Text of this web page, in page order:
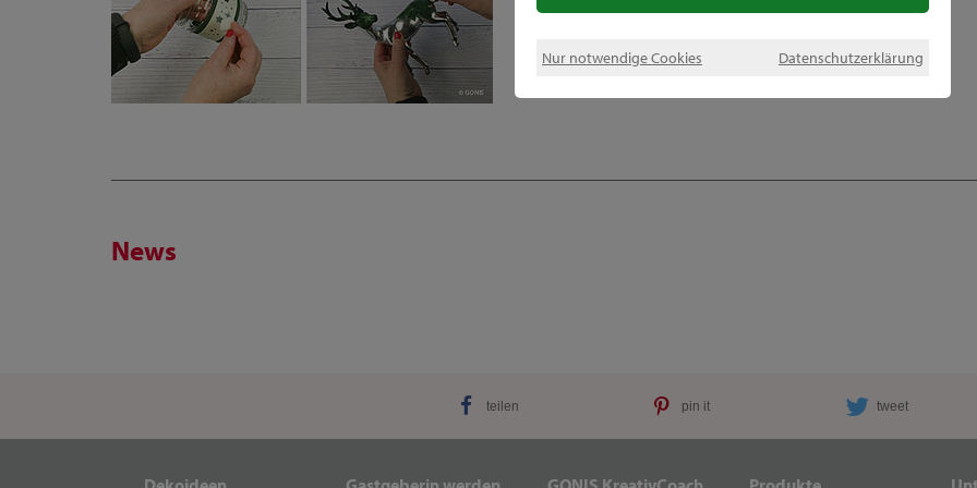
Nur notwendige Cookies Datenschutzerklärung
News
teilen pin it tweet